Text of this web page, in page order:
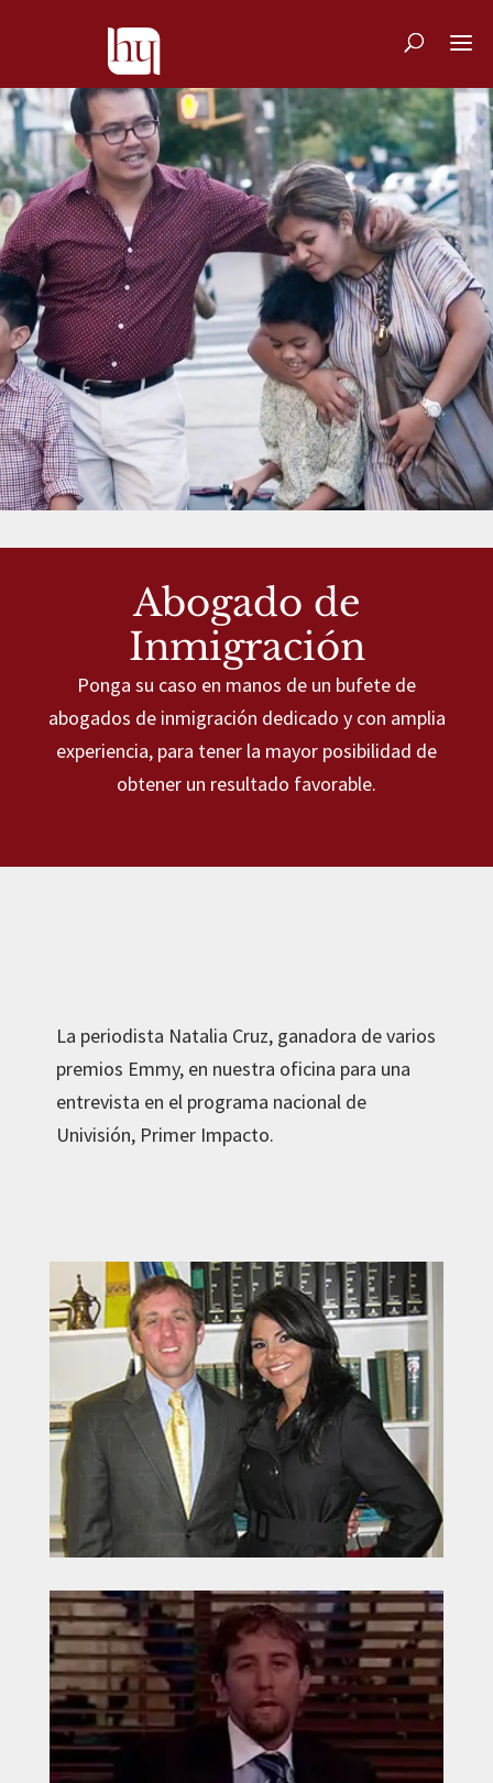
Abogado de
Inmigración
Ponga su caso en manos de un bufete de
abogados de inmigración dedicado y con amplia
experiencia, para tener la mayor posibilidad de
obtener un resultado favorable.
La periodista Natalia Cruz, ganadora de varios
premios Emmy, en nuestra oficina para una
entrevista en el programa nacional de
Univisión, Primer Impacto.